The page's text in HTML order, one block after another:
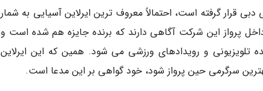
دبی قرار گرفته است، احتمالاً معروف ترین ایرلاین آسیایی به شمار
پرواز این شرکت آگاهی دارند که برنده جایزه هم شده است و
تلویزیونی و رویدادهای ورزشی می شود. همین که این ایرلاین